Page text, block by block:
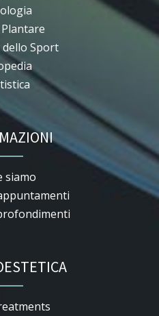
dello Sport
siamo